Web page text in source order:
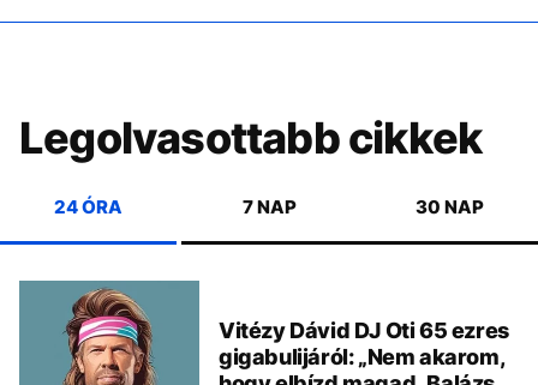
Legolvasottabb cikkek
24 ÓRA 7 NAP 30 NAP
Vitézy Dávid DJ Oti 65 ezres
gigabulijáról: „Nem akarom,